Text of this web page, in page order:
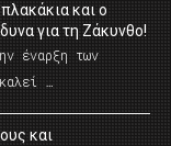
και ο
για τη Ζάκυνθο!
έναρξη των
…
και